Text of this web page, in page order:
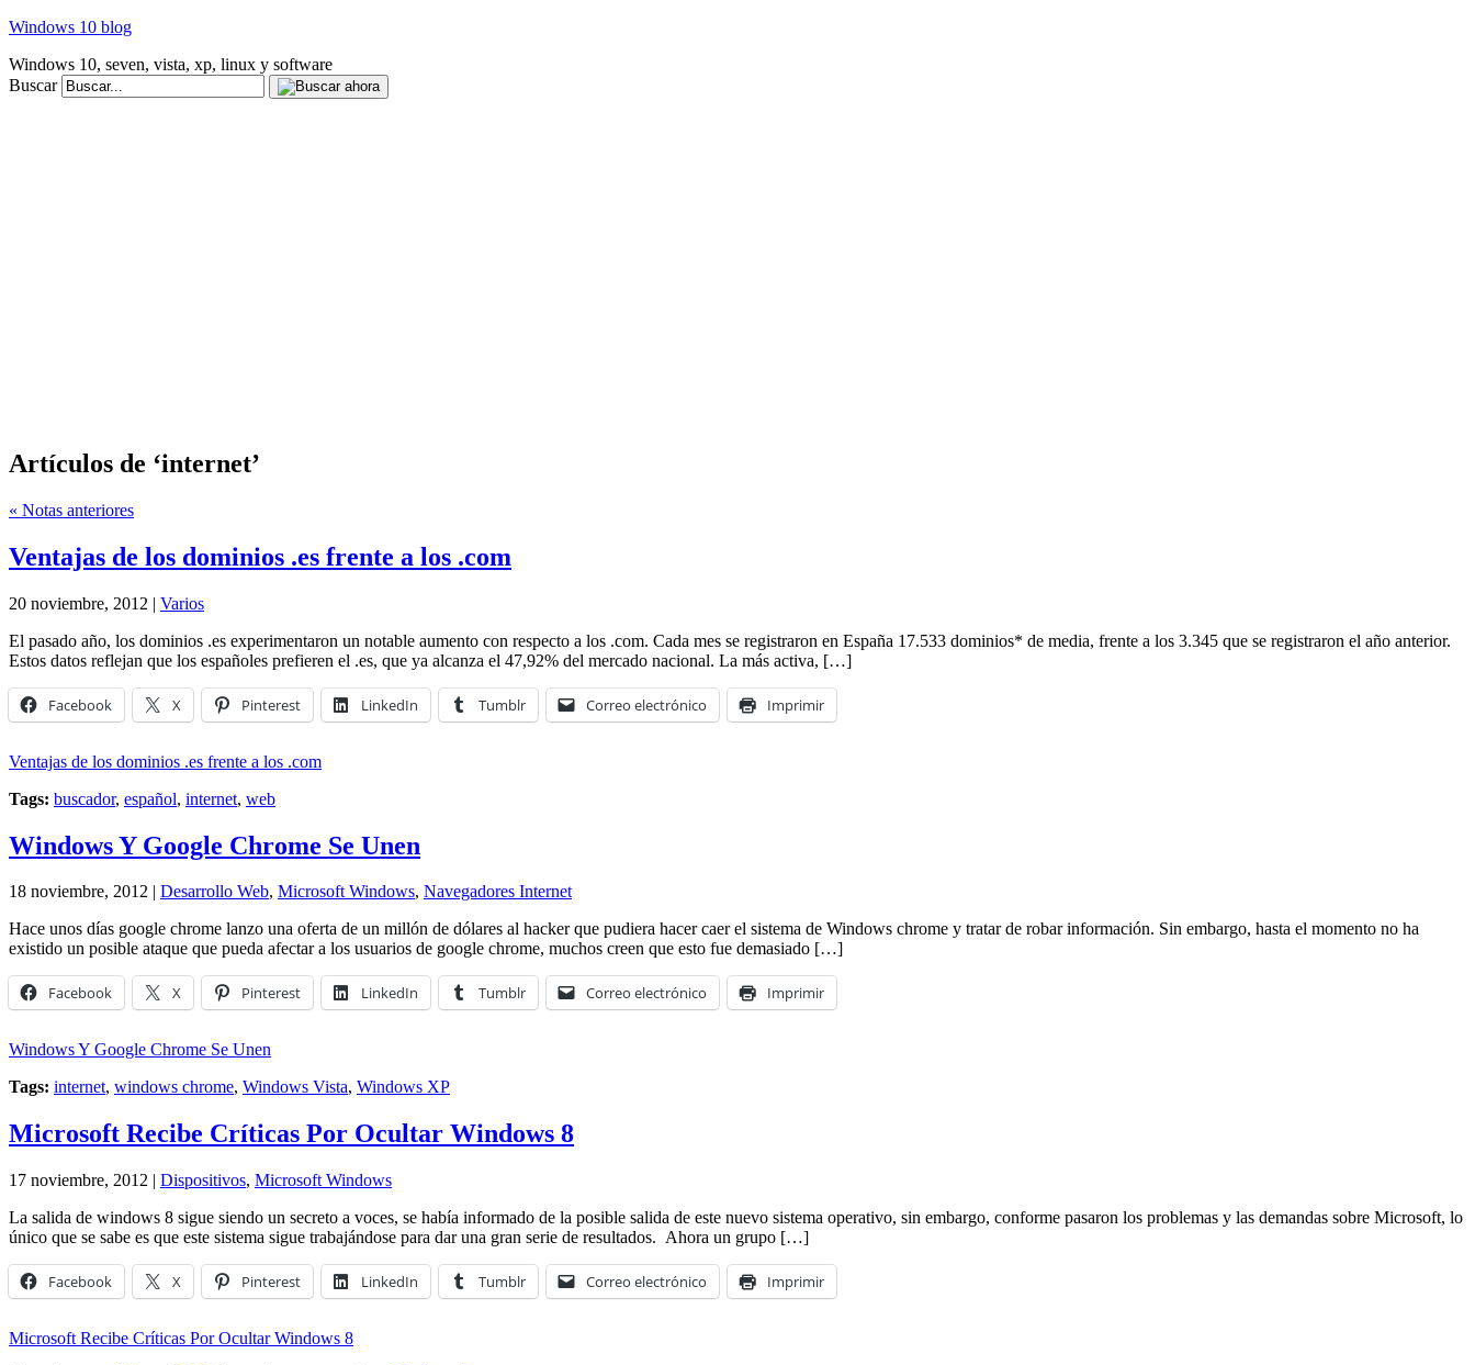
Windows 10 blog
Windows 10, seven, vista, xp, linux y software
Buscar
Artículos de ‘internet’
« Notas anteriores
Ventajas de los dominios .es frente a los .com
20 noviembre, 2012 | Varios
El pasado año, los dominios .es experimentaron un notable aumento con respecto a los .com. Cada mes se registraron en España 17.533 dominios* de media, frente a los 3.345 que se registraron el año anterior.
Estos datos reflejan que los españoles prefieren el .es, que ya alcanza el 47,92% del mercado nacional. La más activa, […]
Facebook X Pinterest LinkedIn Tumblr Correo electrónico Imprimir
Ventajas de los dominios .es frente a los .com
Tags: buscador, español, internet, web
Windows Y Google Chrome Se Unen
18 noviembre, 2012 | Desarrollo Web, Microsoft Windows, Navegadores Internet
Hace unos días google chrome lanzo una oferta de un millón de dólares al hacker que pudiera hacer caer el sistema de Windows chrome y tratar de robar información. Sin embargo, hasta el momento no ha
existido un posible ataque que pueda afectar a los usuarios de google chrome, muchos creen que esto fue demasiado […]
Facebook X Pinterest LinkedIn Tumblr Correo electrónico Imprimir
Windows Y Google Chrome Se Unen
Tags: internet, windows chrome, Windows Vista, Windows XP
Microsoft Recibe Críticas Por Ocultar Windows 8
17 noviembre, 2012 | Dispositivos, Microsoft Windows
La salida de windows 8 sigue siendo un secreto a voces, se había informado de la posible salida de este nuevo sistema operativo, sin embargo, conforme pasaron los problemas y las demandas sobre Microsoft, lo
único que se sabe es que este sistema sigue trabajándose para dar una gran serie de resultados. Ahora un grupo […]
Facebook X Pinterest LinkedIn Tumblr Correo electrónico Imprimir
Microsoft Recibe Críticas Por Ocultar Windows 8